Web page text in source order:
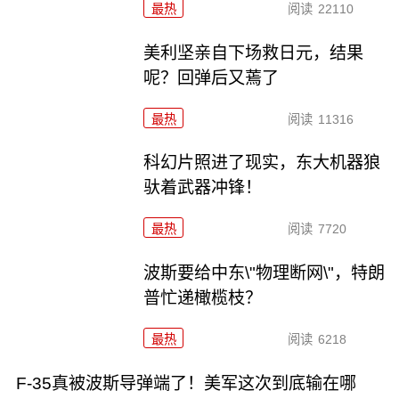
最热 阅读 22110
美利坚亲自下场救日元，结果
呢？回弹后又蔫了
最热 阅读 11316
科幻片照进了现实，东大机器狼
驮着武器冲锋！
最热 阅读 7720
波斯要给中东\"物理断网\"，特朗
普忙递橄榄枝？
最热 阅读 6218
F-35真被波斯导弹端了！美军这次到底输在哪